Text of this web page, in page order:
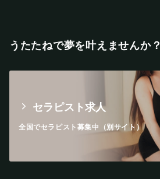
うたたねで夢を叶えませんか？
セラピスト求人
全国でセラピスト募集中（別サイト）